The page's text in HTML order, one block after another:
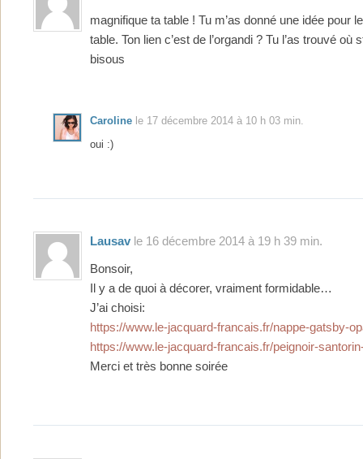
magnifique ta table ! Tu m’as donné une idée pour
table. Ton lien c’est de l’organdi ? Tu l’as trouvé où
bisous
Caroline le 17 décembre 2014 à 10 h 03 min.
oui :)
Lausav le 16 décembre 2014 à 19 h 39 min.
Bonsoir,
Il y a de quoi à décorer, vraiment formidable…
J’ai choisi:
https://www.le-jacquard-francais.fr/nappe-gatsby-
https://www.le-jacquard-francais.fr/peignoir-
Merci et très bonne soirée